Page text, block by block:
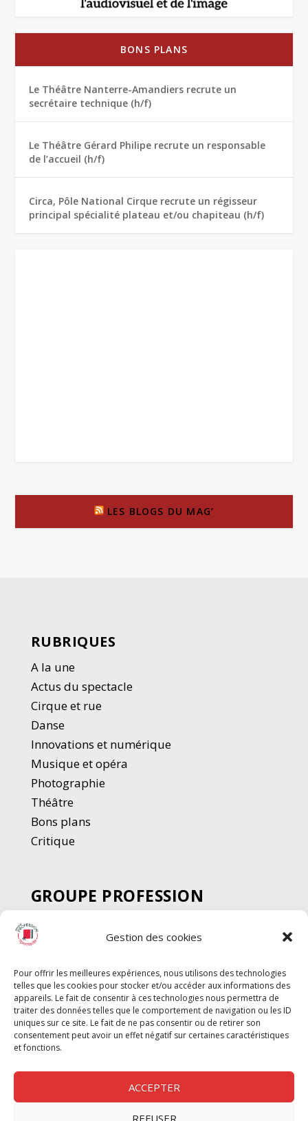
Gestion des cookies
Pour offrir les meilleures expériences, nous utilisons des technologies
telles que les cookies pour stocker et/ou accéder aux informations des
appareils. Le fait de consentir à ces technologies nous permettra de
traiter des données telles que le comportement de navigation ou les ID
uniques sur ce site. Le fait de ne pas consentir ou de retirer son
consentement peut avoir un effet négatif sur certaines caractéristiques
et fonctions.
ACCEPTER
REFUSER
BONS PLANS
Le Théâtre Nanterre-Amandiers recrute un
secrétaire technique (h/f)
Le Théâtre Gérard Philipe recrute un responsable
de l’accueil (h/f)
Circa, Pôle National Cirque recrute un régisseur
principal spécialité plateau et/ou chapiteau (h/f)
LES BLOGS DU MAG’
RUBRIQUES
A la une
Actus du spectacle
Cirque et rue
Danse
Innovations et numérique
Musique et opéra
Photographie
Théâtre
Bons plans
Critique
GROUPE PROFESSION
SPECTACLE
Chèque Intermittents
Chèque Compta
Chèque Emploi Spectacle
G-Pods
Profession Audio-visuel